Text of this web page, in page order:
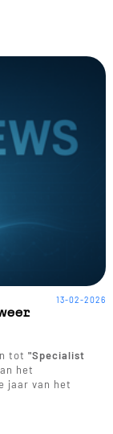
tot "Specialist
het
jaar van het
13-02-2026